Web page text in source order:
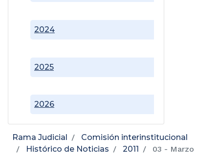
2024
2025
2026
Rama Judicial
Comisión interinstitucional
Histórico de Noticias
2011 03 - Marzo